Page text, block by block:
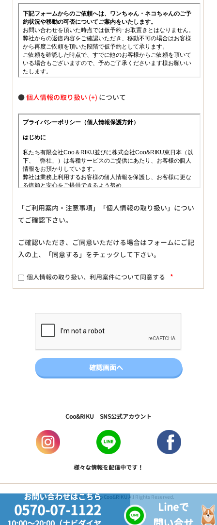
●個人情報の取り扱い について
「ご利用案内・注意事項」「個人情報の取り扱い」につい
てご確認下さい。
ご確認いただき、ご同意いただける場合はフォームにご記
入の上、「同意する」をチェックして下さい。
個人情報の取り扱い、利用案件について同意する *
お問い合わせはこちら
0570-07-1122
Lineで
Coo&RIKU SNS公式アカウント
様々な情報を配信中です！
Copyright © 2017 PetShop Coo&RIKU All Rights Reserved.